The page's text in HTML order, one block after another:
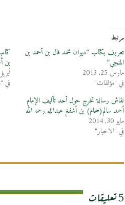
مرتبط
تعريف بكتاب “ديوان محمد فال بن أحمد بن
المنجي”
مارس 25, 2013
في "مؤلفات"
بن
أبريل 3,
في
نقاش رسالة تخرج حول أحد تآليف الإمام
أحمد سالم(ححام) بن أشفغ عبدالله رحمه الله
مايو 30, 2014
في "الاخبار"
5 تعليقات